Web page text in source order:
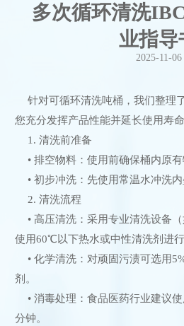
多次循环清洗
业指导
2025-11-06
针对可循环清洗吨桶，我们整理
您充分发挥产品性能并延长使用寿命
1. 清洗前准备
• 排空物料：使用前确保桶内原有
• 初步冲洗：先使用常温水冲洗内
2. 清洗流程
• 高压清洗：采用专业清洗设备
使用60℃以下热水或中性清洗剂进行
• 化学清洗：对顽固污渍可选用
剂。
• 消毒处理：食品医药行业建议
分钟。